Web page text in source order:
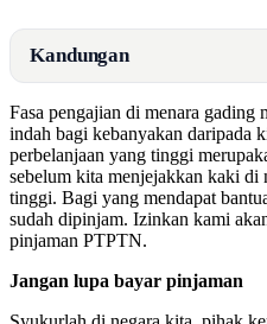
Kandungan
Fasa pengajian di menara gading
indah bagi kebanyakan daripada
perbelanjaan yang tinggi
sebelum kita menjejakkan kaki di
tinggi. Bagi yang mendapat
sudah dipinjam. Izinkan kami
pinjaman PTPTN.
Jangan lupa bayar pinjaman